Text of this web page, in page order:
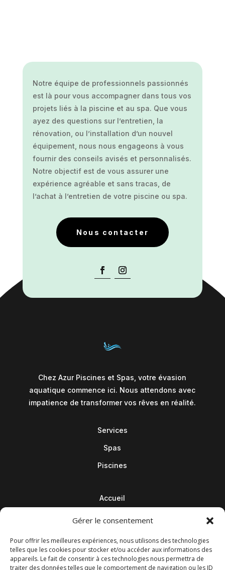
Gérer le consentement
Pour offrir les meilleures expériences, nous utilisons des technologies
telles que les cookies pour stocker et/ou accéder aux informations des
appareils. Le fait de consentir à ces technologies nous permettra de
traiter des données telles que le comportement de navigation ou les ID
Notre équipe de professionnels passionnés
est là pour vous accompagner dans tous vos
projets liés à la piscine et au spa. Que vous
ayez des questions sur l’entretien, la
rénovation, ou l’installation d’un nouvel
équipement, nous nous engageons à vous
fournir des conseils avisés et personnalisés.
Notre objectif est de vous assurer une
expérience agréable et sans tracas, de
l’achat à l’entretien de votre piscine ou spa.
Nous contacter
Chez Azur Piscines et Spas, votre évasion
aquatique commence ici. Nous attendons avec
impatience de transformer vos rêves en réalité.
Services
Spas
Piscines
Accueil